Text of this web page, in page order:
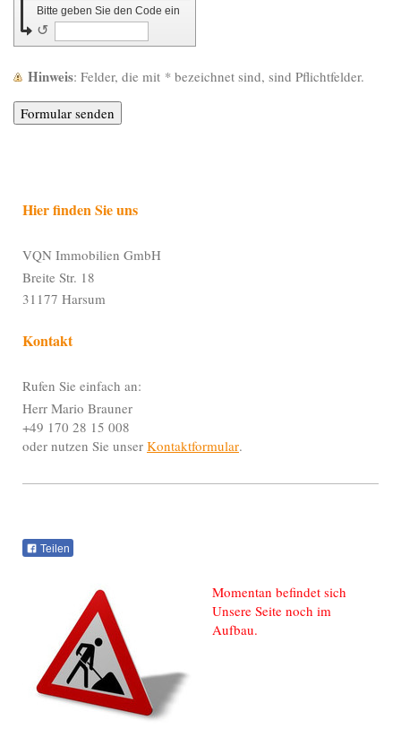
Bitte geben Sie den Code ein
↺
Hinweis : Felder, die mit * bezeichnet sind, sind Pflichtfelder.
Hier finden Sie uns
VQN Immobilien GmbH
Breite Str. 18
31177 Harsum
Kontakt
Rufen Sie einfach an:
Herr Mario Brauner
+49 170 28 15 008
oder nutzen Sie unser Kontaktformular.
Teilen
Momentan befindet sich
Unsere Seite noch im
Aufbau.